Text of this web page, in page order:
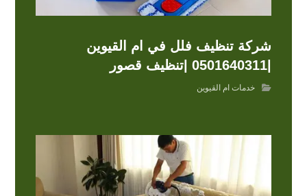
شركة تنظيف فلل في ام القيوين
|0501640311 |تنظيف قصور
خدمات ام القيوين